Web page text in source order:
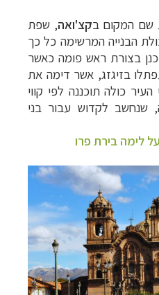
שם המקום בקצ'ואה, שפת
הבנייה המרשימה כל כך
בצורת ראש פומה כאשר
בזיגזג, אשר דימה את
כולה תוכננה לפי קווי
לקדוש עבור בני
לימה בירת פרו